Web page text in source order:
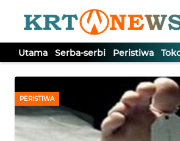
Utama Serba-serbi Peristiwa
PERISTIWA
Tutup
UTAMA